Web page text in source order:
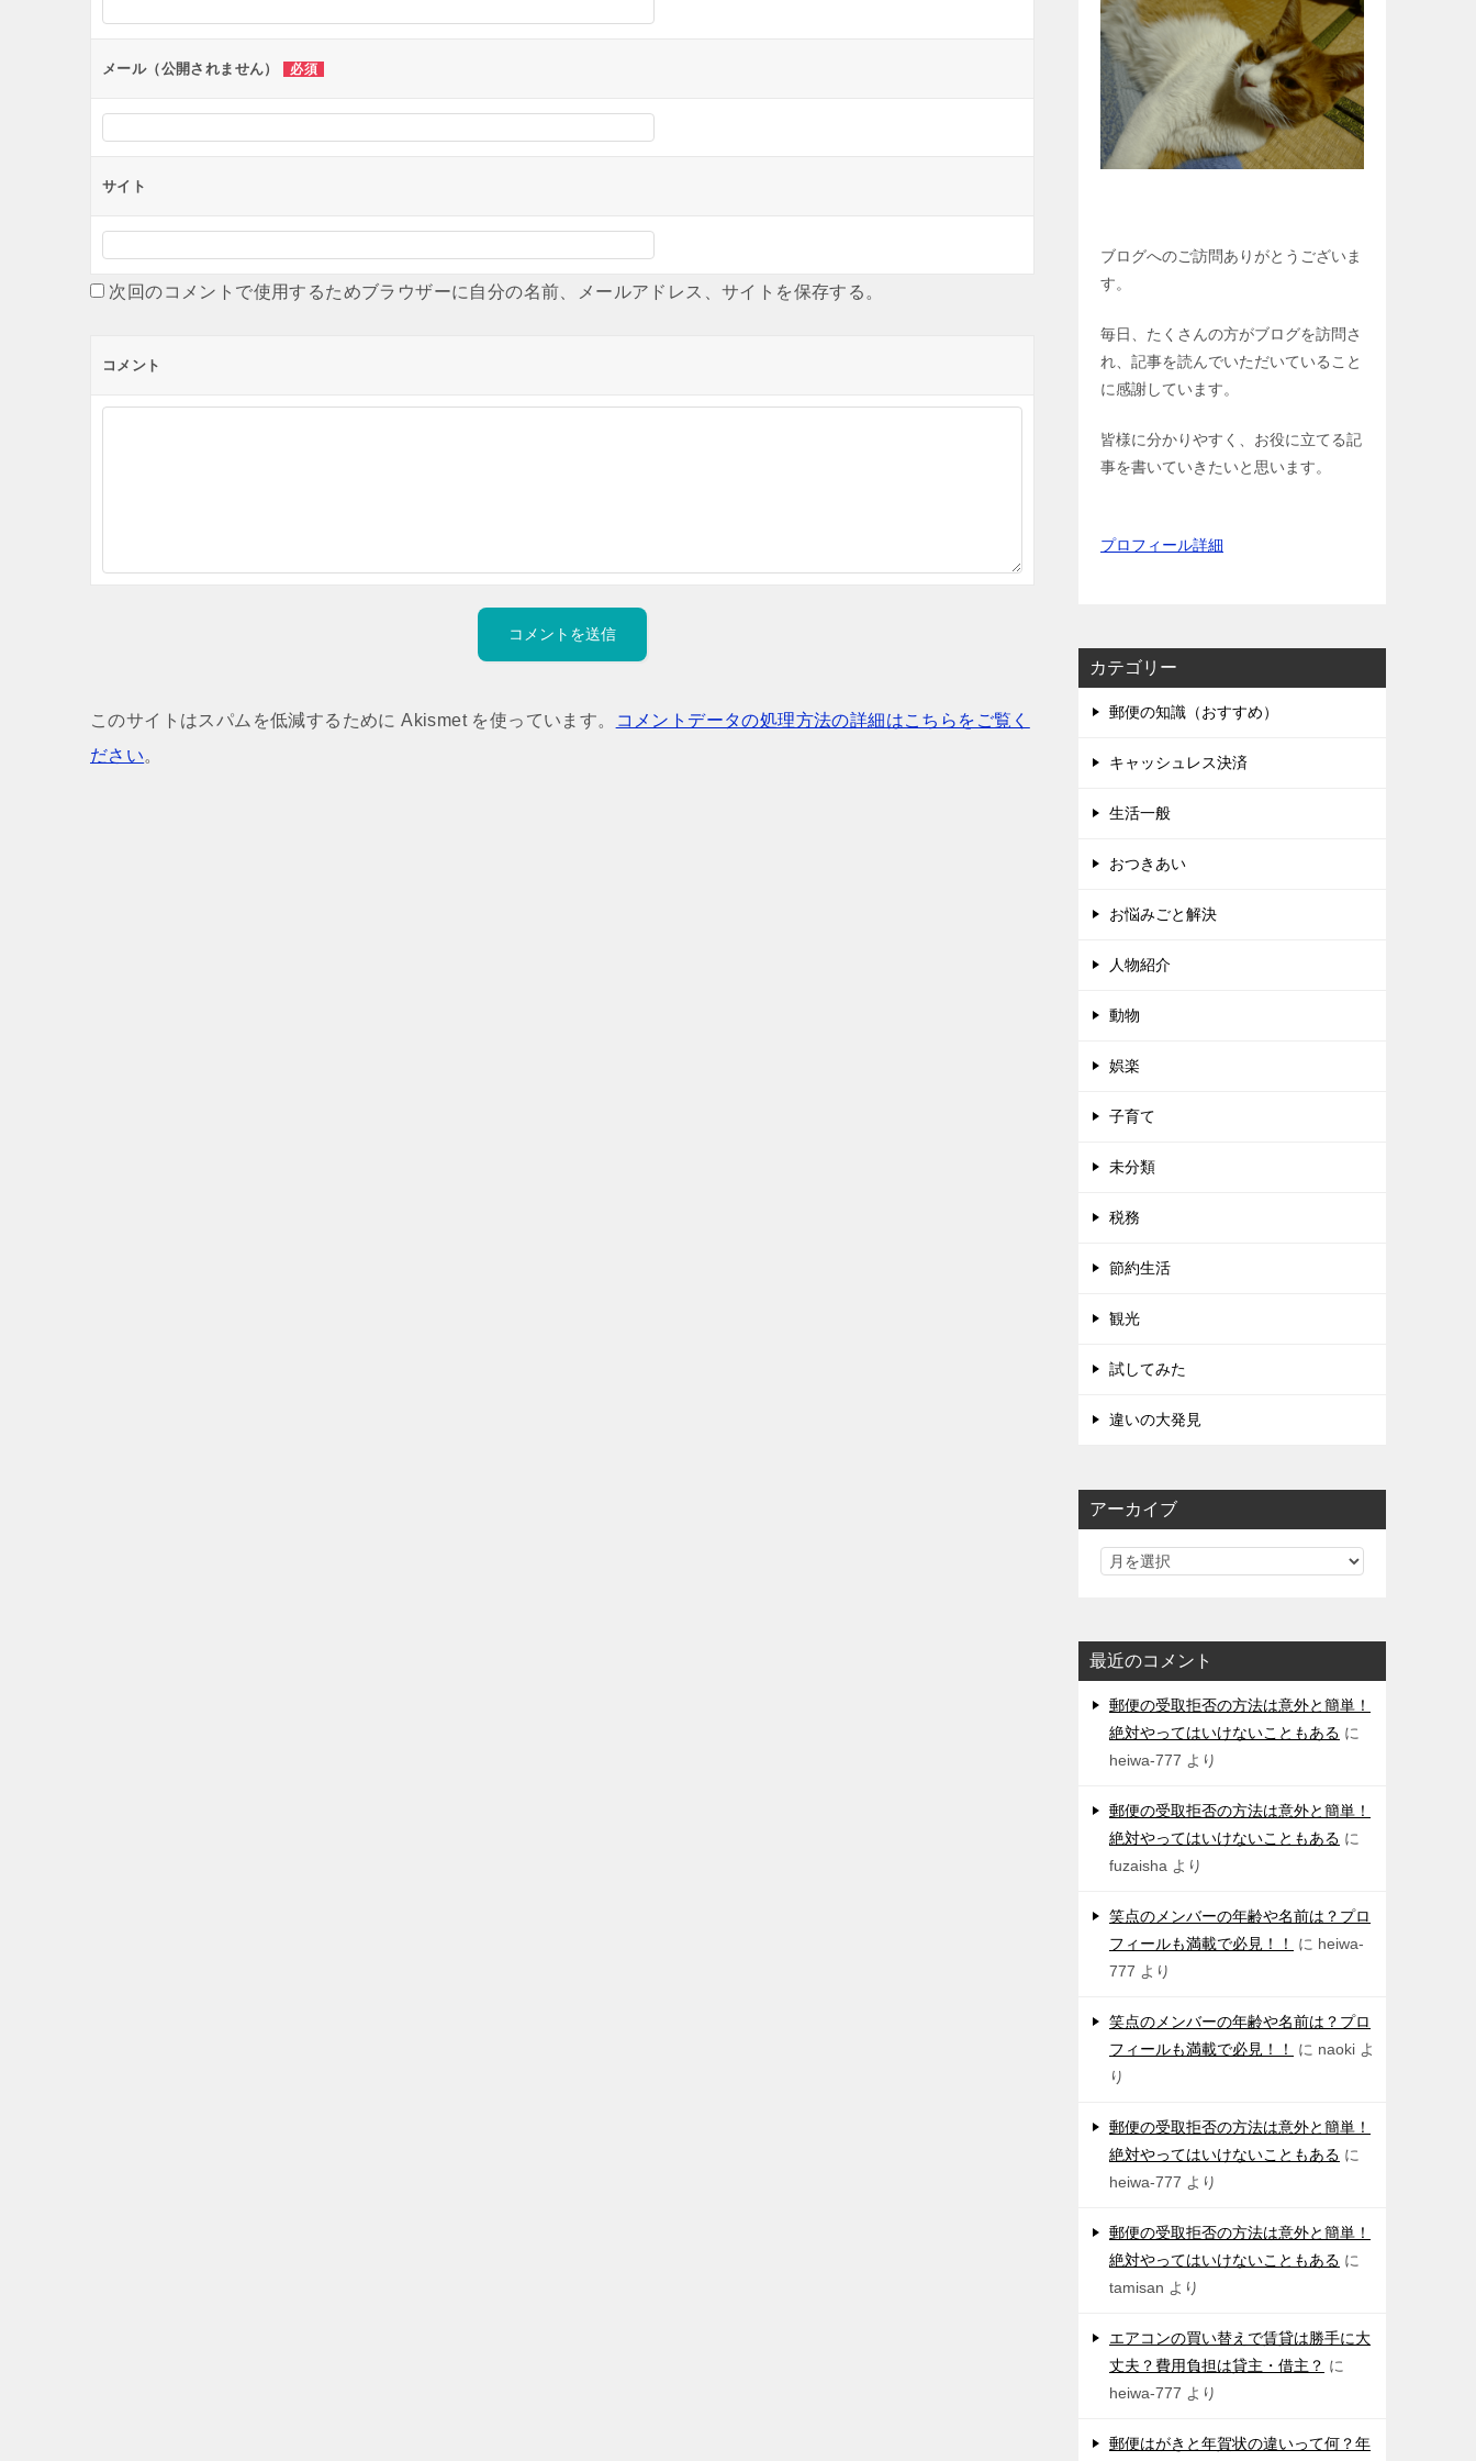
ョ
ン
メール（公開されません） 必須
サイト
次回のコメントで使用するためブラウザーに自分の名前、メールアドレス、サイトを保存する。
コメント
このサイトはスパムを低減するために Akismet を使っています。
コメントデータの処理方法の詳細はこちらをご覧く
ださい。
ブログへのご訪問ありがとうございま
す。
毎日、たくさんの方がブログを訪問さ
れ、記事を読んでいただいていること
に感謝しています。
皆様に分かりやすく、お役に立てる記
事を書いていきたいと思います。
プロフィール詳細
カテゴリー
郵便の知識（おすすめ）
キャッシュレス決済
生活一般
おつきあい
お悩みごと解決
人物紹介
動物
娯楽
子育て
未分類
税務
節約生活
観光
試してみた
違いの大発見
アーカイブ
最近のコメント
郵便の受取拒否の方法は意外と簡単！
絶対やってはいけないこともある に
heiwa-777 より
郵便の受取拒否の方法は意外と簡単！
絶対やってはいけないこともある に
fuzaisha より
笑点のメンバーの年齢や名前は？プロ
フィールも満載で必見！！
に heiwa-
777 より
笑点のメンバーの年齢や名前は？プロ
フィールも満載で必見！！
に naoki よ
り
郵便の受取拒否の方法は意外と簡単！
絶対やってはいけないこともある に
heiwa-777 より
郵便の受取拒否の方法は意外と簡単！
絶対やってはいけないこともある に
tamisan より
エアコンの買い替えで賃貸は勝手に大
丈夫？費用負担は貸主・借主？ に
heiwa-777 より
郵便はがきと年賀状の違いって何？年